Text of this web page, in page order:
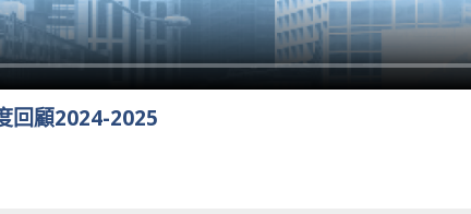
回顧2024-2025